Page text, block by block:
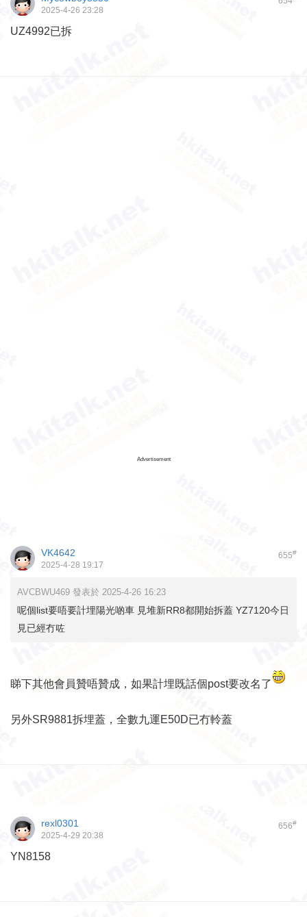
2025-4-26 23:28
UZ4992已拆
Advertisement
655#
VK4642
2025-4-28 19:17
AVCBWU469 發表於 2025-4-26 16:23
呢個list要唔要計埋陽光啲車 見堆新RR8都開始拆蓋 YZ7120今日
見已經冇咗
睇下其他會員贊唔贊成，如果計埋既話個post要改名了
另外SR9881拆埋蓋，全數九運E50D已冇軨蓋
656#
rexl0301
2025-4-29 20:38
YN8158